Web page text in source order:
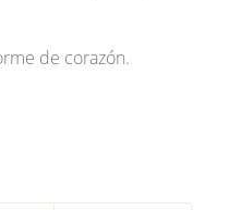
de corazón.